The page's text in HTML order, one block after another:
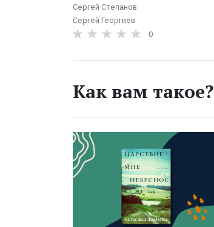
Сергей Степанов
Сергей Георгиев
0
Как вам такое?